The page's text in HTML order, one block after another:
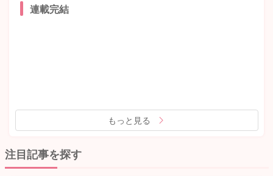
連載完結
もっと見る
注目記事を探す